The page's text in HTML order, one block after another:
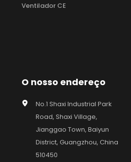
Ventilador CE
O nosso endereço
No.1 Shaxi Industrial Park
Road, Shaxi Village,
Jianggao Town, Baiyun
District, Guangzhou, China
510450